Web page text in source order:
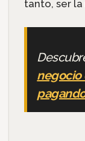
tanto, ser
negocio